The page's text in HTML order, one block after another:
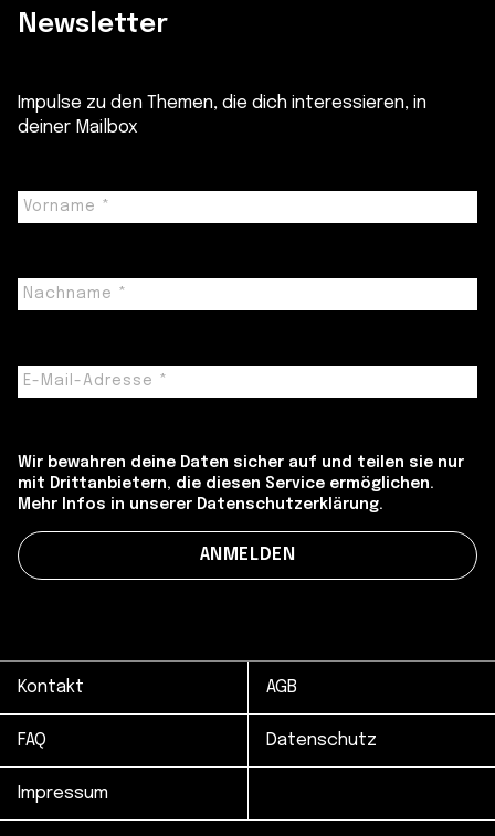
Newsletter
Impulse zu den Themen, die dich interessieren, in
deiner Mailbox
Wir bewahren deine Daten sicher auf und teilen sie nur
mit Drittanbietern, die diesen Service ermöglichen.
Mehr Infos in unserer Datenschutzerklärung.
Kontakt AGB
FAQ Datenschutz
Impressum